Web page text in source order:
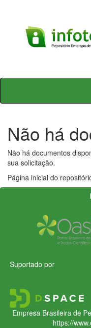
Skip
Não há
Não há documentos
sua solicitação.
Página inicial do
Suportado por
Empresa Brasileira de
https://